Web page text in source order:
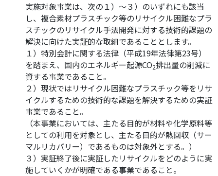
実施対象事業は、次の１）～３）のいずれにも該当
し、複合素材プラスチック等のリサイクル困難なプラ
スチックのリサイクル手法開発に対する技術的課題の
解決に向けた実証的な取組であることとします。
１）特別会計に関する法律（平成19年法律第23号）
を踏まえ、国内のエネルギー起源CO2排出量の削減に
資する事業であること。
２）現状ではリサイクル困難なプラスチック等をリサ
イクルするための技術的な課題を解決するための実証
事業であること。
（本事業においては、主たる目的が材料や化学原料等
としての利用を対象とし、主たる目的が熱回収（サー
マルリカバリー）であるものは対象外とする。）
３）実証終了後に実証したリサイクルをどのように実
施していくかが明確である事業であること。